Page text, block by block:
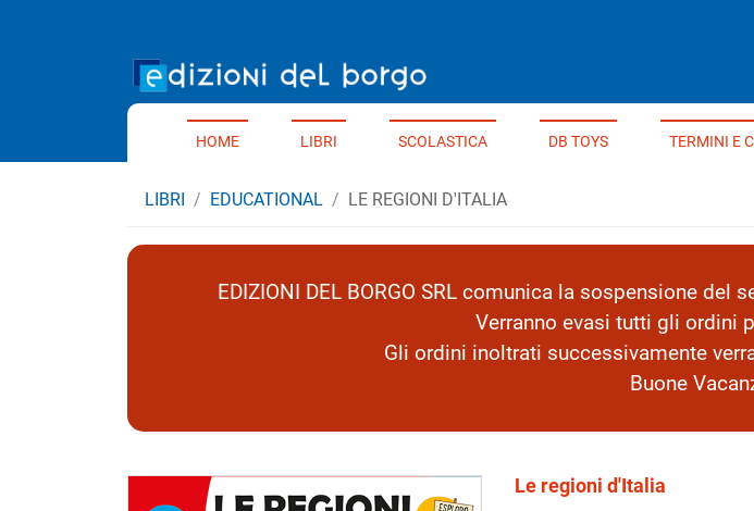
HOME LIBRI SCOLASTICA DB TOYS TERMINI E
LIBRI EDUCATIONAL LE REGIONI D'ITALIA
EDIZIONI DEL BORGO SRL comunica la sospensione
Verranno evasi tutti gli ordini
Gli ordini inoltrati successivamente
Buone
Le regioni d'Italia